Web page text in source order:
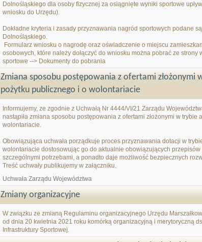
Dolnośląskiego dla osoby fizycznej za osiągnięte wyniki sportowe
wniosku do Urzędu).
Dokładne kryteria i zasady przyznawania nagród sportowych podane
Dolnośląskiego.
Formularz wniosku o nagrodę oraz oświadczenie o miejscu
osobowych, które należy dołączyć do wniosku można pobrać ze strony
sportowe --> Dokumenty do pobrania
Zmiana sposobu postępowania z ofertami złożonymi
pożytku publicznego i o wolontariacie
Informujemy, ze zgodnie z Uchwałą Nr 4444/VI/21 Zarządu
nastąpiła zmiana sposobu postępowania z ofertami złożonymi w
wolontariacie.
Obowiązująca uchwała porządkuje proces przyznawania dotacji w
wolontariacie dostosowując go do aktualnie obowiązujących
szczególnymi potrzebami, a ponadto daje możliwość bezpiecznych
Treść uchwały publikujemy w załączniku.
Uchwała Zarządu Województwa
Zmiany organizacyjne
W związku ze zmianą Regulaminu organizacyjnego Urzędu
od dnia 20 kwietnia 2021 roku komórką organizacyjną i merytoryczną
Infrastruktury Sportowej.